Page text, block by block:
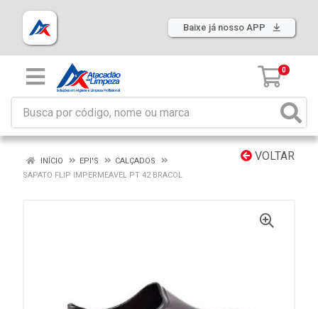
Baixe já nosso APP
0
VOLTAR
INÍCIO EPI'S
CALÇADOS
SAPATO FLIP IMPERMEAVEL PT 42 BRACOL